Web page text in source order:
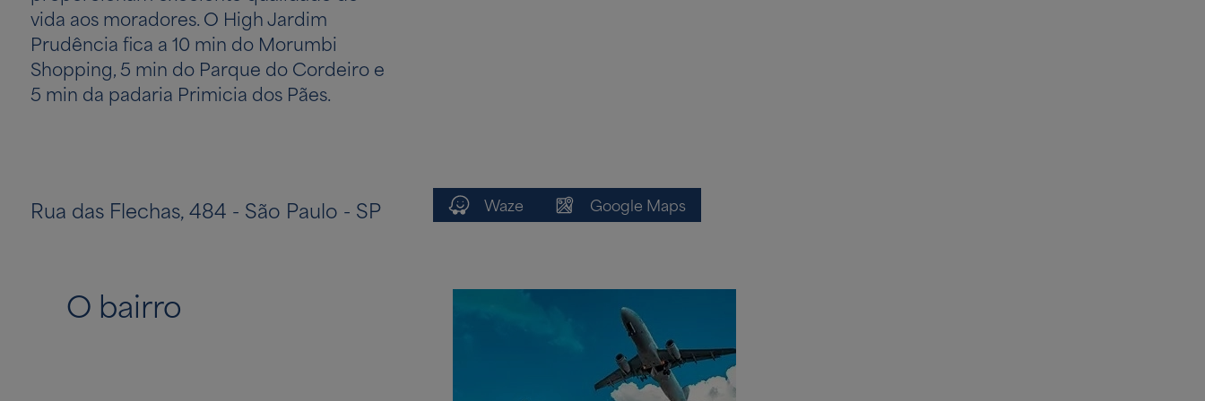
vida aos moradores. O High Jardim
Prudência fica a 10 min do Morumbi
Shopping, 5 min do Parque do Cordeiro e
5 min da padaria Primicia dos Pães.
Rua das Flechas, 484 - São Paulo - SP Waze Google Maps
O bairro